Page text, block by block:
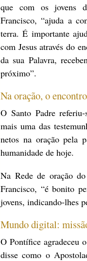
que com os jovens
Francisco, “ajuda a
terra. É importante
com Jesus através do
da sua Palavra,
próximo”.
Na oração, o
O Santo Padre
mais uma das
netos na oração pela
humanidade de hoje.
Na Rede de oração
Francisco, “é bonito
jovens, indicando-lhes
Mundo digital:
O Pontífice agradeceu
disse como o